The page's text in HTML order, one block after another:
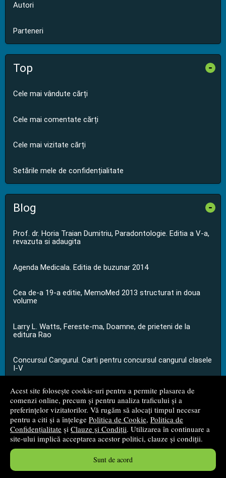
Acest site folosește cookie-uri pentru a permite plasarea de
comenzi online, precum și pentru analiza traficului și a
preferințelor vizitatorilor. Vă rugăm să alocați timpul necesar
pentru a citi și a înțelege Politica de Cookie, Politica de
Confidențialitate și Clauze și Condiții. Utilizarea în continuare a
site-ului implică acceptarea acestor politici, clauze și condiții.
Sunt de acord
Autori
Parteneri
Top -
Cele mai vândute cărți
Cele mai comentate cărți
Cele mai vizitate cărți
Setările mele de confidențialitate
Blog -
Prof. dr. Horia Traian Dumitriu, Paradontologie. Editia a V-a,
revazuta si adaugita
Agenda Medicala. Editia de buzunar 2014
Cea de-a 19-a editie, MemoMed 2013 structurat in doua
volume
Larry L. Watts, Fereste-ma, Doamne, de prieteni de la
editura Rao
Concursul Cangurul. Carti pentru concursul cangurul clasele
I-V
...toate știrile
© 2008 - 2026S.C. M.G. Net Distribution S.R.L.
Magazin onlinecreat deVital Soft